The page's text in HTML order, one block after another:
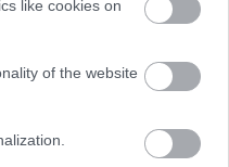
like cookies on
of the website